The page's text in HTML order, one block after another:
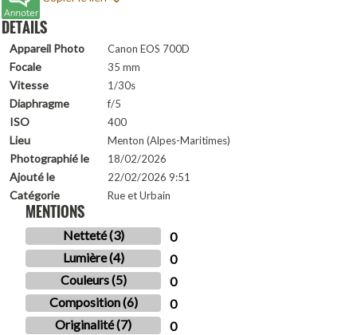
DETAILS
Appareil Photo Canon EOS 700D
Focale 35 mm
Vitesse 1/30s
Diaphragme f/5
ISO 400
Lieu Menton (Alpes-Maritimes)
Photographié le 18/02/2026
Ajouté le 22/02/2026 9:51
Catégorie Rue et Urbain
MENTIONS
Netteté (3)
0
Lumière (4)
0
Couleurs (5)
0
Composition (6)
0
Originalité (7)
0